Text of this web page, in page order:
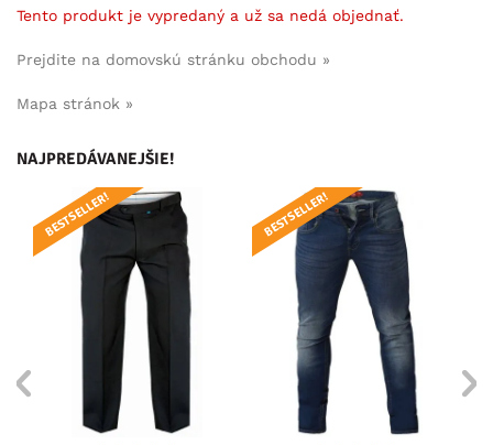
Tento produkt je vypredaný a už sa nedá objednať.
Prejdite na domovskú stránku obchodu »
Mapa stránok »
NAJPREDÁVANEJŠIE!
BESTSELLER! BESTSELLER!